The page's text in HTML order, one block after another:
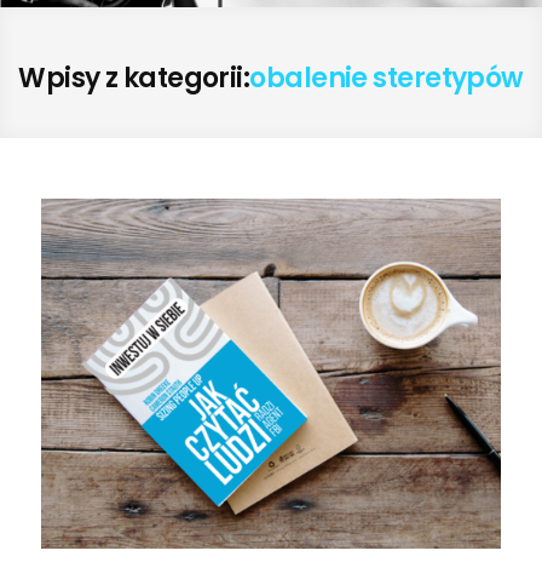
Wpisy z kategorii:obalenie steretypów